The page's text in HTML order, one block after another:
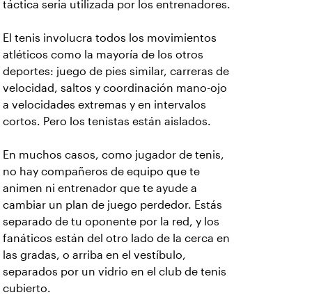
táctica seria utilizada por los entrenadores.
El tenis involucra todos los movimientos
atléticos como la mayoría de los otros
deportes: juego de pies similar, carreras de
velocidad, saltos y coordinación mano-ojo
a velocidades extremas y en intervalos
cortos. Pero los tenistas están aislados.
En muchos casos, como jugador de tenis,
no hay compañeros de equipo que te
animen ni entrenador que te ayude a
cambiar un plan de juego perdedor. Estás
separado de tu oponente por la red, y los
fanáticos están del otro lado de la cerca en
las gradas, o arriba en el vestíbulo,
separados por un vidrio en el club de tenis
cubierto.